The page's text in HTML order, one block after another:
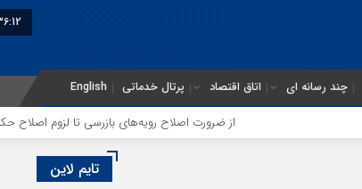
چند رسانه ای اتاق اقتصاد پرتال خدماتی English
از ضرورت اصلاح رویه‌های بازرسی تا لزوم اصلاح
تایم لاین